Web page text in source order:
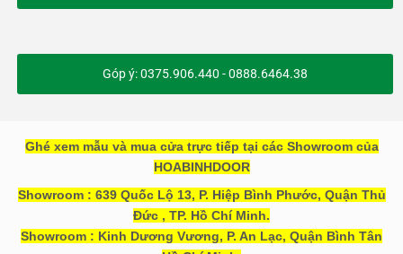
Góp ý: 0375.906.440 - 0888.6464.38
Ghé xem mẫu và mua cửa trực tiếp tại các Showroom của
HOABINHDOOR
Showroom : 639 Quốc Lộ 13, P. Hiệp Bình Phước, Quận Thủ
Đức , TP. Hồ Chí Minh.
Showroom : Kinh Dương Vương, P. An Lạc, Quận Bình Tân